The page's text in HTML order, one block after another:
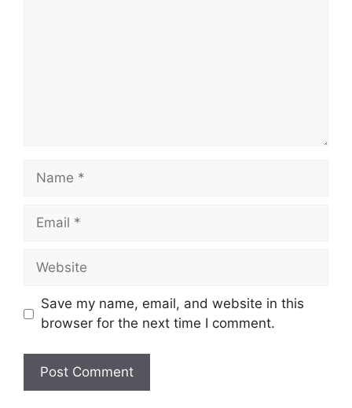
Name
Email
Website
Save my name, email, and website in this
browser for the next time I comment.